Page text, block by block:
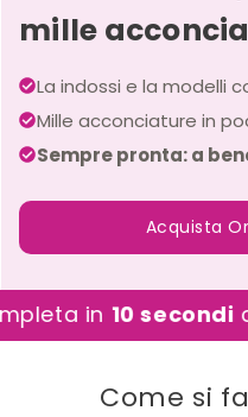
mille
La indossi e la modelli
Mille acconciature in
Sempre pronta: a
Acquista
in10 secondicon
Come si